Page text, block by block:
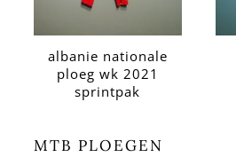
albanie nationale
ploeg wk 2021
sprintpak
MTB PLOEGEN